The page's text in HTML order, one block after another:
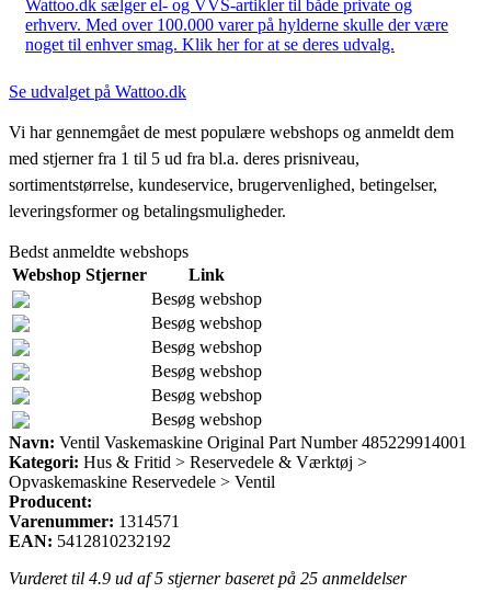
Wattoo.dk sælger el- og VVS-artikler til både private og
erhverv. Med over 100.000 varer på hylderne skulle der være
noget til enhver smag. Klik her for at se deres udvalg.
Se udvalget på Wattoo.dk
Vi har gennemgået de mest populære webshops og anmeldt dem
med stjerner fra 1 til 5 ud fra bl.a. deres prisniveau,
sortimentstørrelse, kundeservice, brugervenlighed, betingelser,
leveringsformer og betalingsmuligheder.
Bedst anmeldte webshops
Webshop Stjerner
Link
Besøg webshop
Besøg webshop
Besøg webshop
Besøg webshop
Besøg webshop
Besøg webshop
Navn: Ventil Vaskemaskine Original Part Number 485229914001
Kategori: Hus & Fritid > Reservedele & Værktøj >
Opvaskemaskine Reservedele > Ventil
Producent:
Varenummer: 1314571
EAN: 5412810232192
Vurderet til 4.9 ud af 5 stjerner baseret på 25 anmeldelser